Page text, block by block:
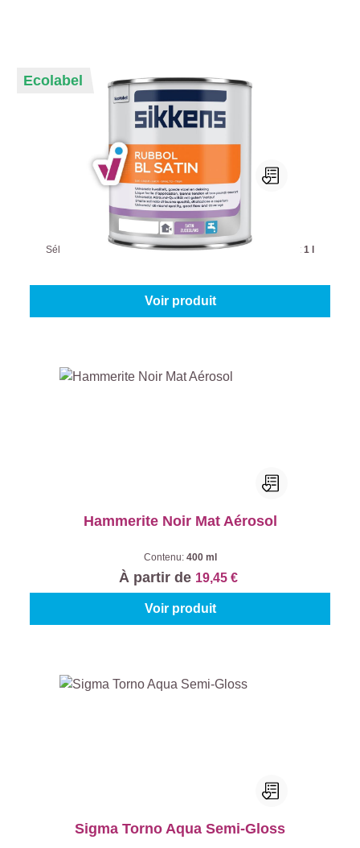
Ecolabel
Sikkens Rubbol Bl Satin
Sélectionnez votre couleur:Teintes à mélanger Contenu: 1 l
Voir produit
Hammerite Noir Mat Aérosol
Contenu: 400 ml
À partir de 19,45 €
Voir produit
Sigma Torno Aqua Semi-Gloss